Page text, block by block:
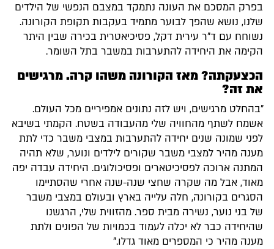
בפרק המסכם את העונה נתמקד במצבם הנפשי של הילדים
שלנו, נושא שהפך לבוער מתמיד בעקבות תקופת הקורונה.
נשוחח עם ד"ר עירית דקל, פסיכיאטרית בכירה שבין היתר
הקימה את היחידה להתערבות במשבר בתל השומר.
הכצעקתה? מאז הקורונה משהו קרה. מרגישים
את זה?
"בהחלט מרגישים, ויש לזה נתונים אמפיריים מכל העולם.
אשמח לשתף מהחוויה שלי מהעבודה בשטח. הקמתי בשיבא
לפני שמונה שנים יחידה להתערבות במצבי משבר כדי לתת
מענה מהיר למצבי משבר שקורים לילדים ונוער, שלא תהיה
המתנה ארוכה לפסיכיטארים ופסיכולוגים. היחידה עבדה יפה
מאוד, אבל מה שקרה שחצי שנה-שנה אחרי שהסתיימו
הסגרים בקורונה, חלה עלייה בארץ ובעולם במצבי משבר
של בני נוער, נשירה מבית ספר. מהזווית שלי, הרגשנו
שהיחידה כבר לא יכלה לעמוד בכמויות של הפונים ולתת
מענה מהיר כי המספרים מאוד גדלו."